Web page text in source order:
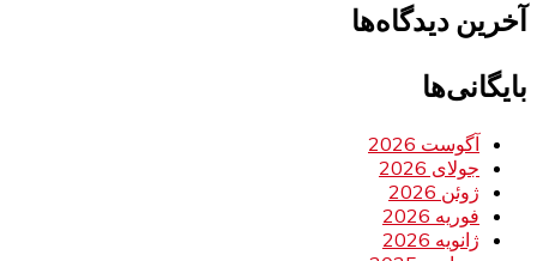
آخرین دیدگاه‌ها
بایگانی‌ها
آگوست 2026
جولای 2026
ژوئن 2026
فوریه 2026
ژانویه 2026